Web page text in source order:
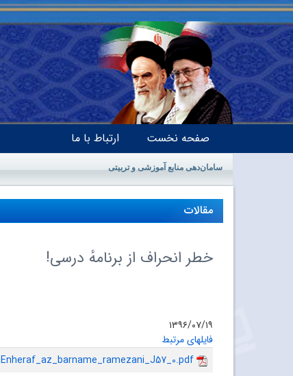
صفحه نخست ارتباط با ما
سامان‌دهی منابع آموزشی و تربیتی
مقالات
خطر انحراف از برنامهٔ درسی!
۱۳۹۶/۰۷/۱۹
فایلهای مرتبط
Enheraf_az_barname_ramezani_J57_0.pdf